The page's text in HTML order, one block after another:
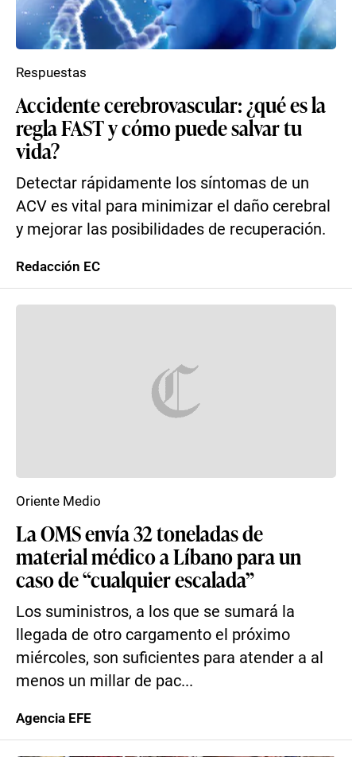
Accidente cerebrovascular: ¿qué es la
regla FAST y cómo puede salvar tu
vida?
Detectar rápidamente los síntomas de un
ACV es vital para minimizar el daño cerebral
y mejorar las posibilidades de recuperación.
Respuestas
Redacción EC
La OMS envía 32 toneladas de
material médico a Líbano para un
caso de “cualquier escalada”
Los suministros, a los que se sumará la
llegada de otro cargamento el próximo
miércoles, son suficientes para atender a al
menos un millar de pac...
Oriente Medio
Agencia EFE